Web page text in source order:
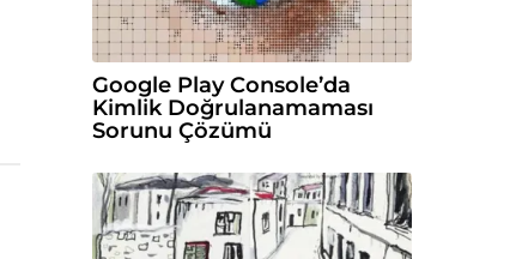
Google Play Console’da
Kimlik Doğrulanamaması
Sorunu Çözümü